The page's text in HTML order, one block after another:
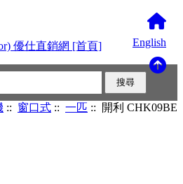
English
:: 窗口式 :: 一匹 :: 開利 CHK09BE